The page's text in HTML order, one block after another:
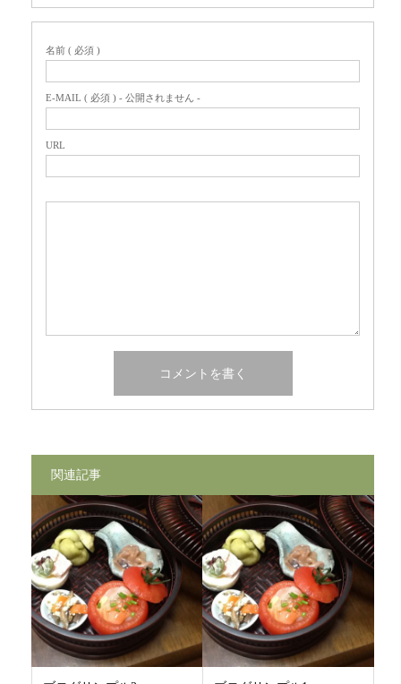
名前 ( 必須 )
E-MAIL ( 必須 ) - 公開されません -
URL
関連記事